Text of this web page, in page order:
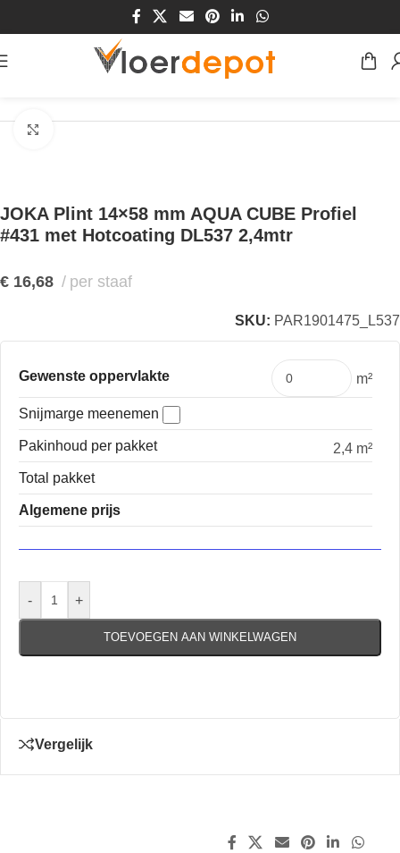
JOKA Plint 14×58 mm AQUA CUBE Profiel
#431 met Hotcoating DL537 2,4mtr
€ 16,68 per staaf
SKU: PAR1901475_L537
Gewenste oppervlakte m²
Snijmarge meenemen
Pakinhoud per pakket
2,4 m²
Total pakket
Algemene prijs
- +
TOEVOEGEN AAN WINKELWAGEN
Vergelijk